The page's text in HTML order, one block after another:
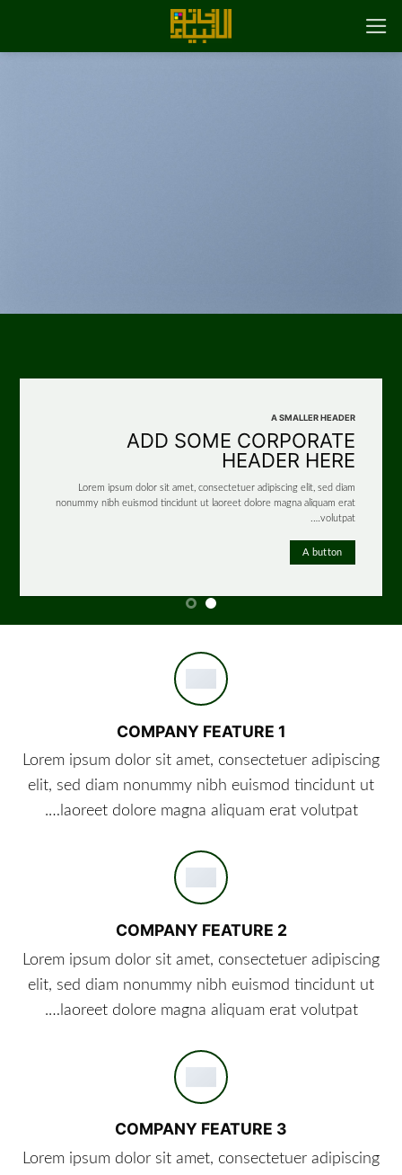
A SMALLER HEADER
ADD SOME CORPORATE
HEADER HERE
Lorem ipsum dolor sit amet, consectetuer adipiscing elit, sed diam
nonummy nibh euismod tincidunt ut laoreet dolore magna aliquam erat
volutpat….
A button
COMPANY FEATURE 1
Lorem ipsum dolor sit amet, consectetuer adipiscing
elit, sed diam nonummy nibh euismod tincidunt ut
laoreet dolore magna aliquam erat volutpat….
COMPANY FEATURE 2
Lorem ipsum dolor sit amet, consectetuer adipiscing
elit, sed diam nonummy nibh euismod tincidunt ut
laoreet dolore magna aliquam erat volutpat….
COMPANY FEATURE 3
Lorem ipsum dolor sit amet, consectetuer adipiscing